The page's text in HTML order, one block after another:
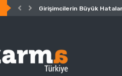
Girişimcilerin Büyük